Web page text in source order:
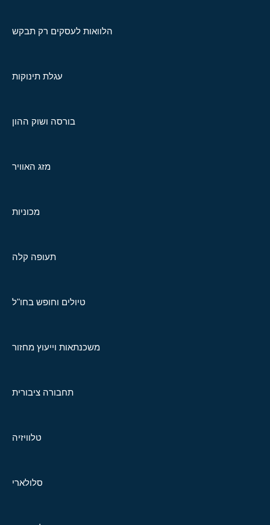
הלוואות לעסקים רק תבקש
עגלת תינוקות
בורסה ושוק ההון
מזג האוויר
מכוניות
תעופה קלה
טיולים וחופש בחו"ל
משכנתאות וייעוץ מחזור
תחבורה ציבורית
טלוויזיה
סלולארי